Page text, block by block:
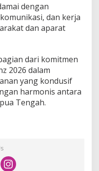
dengan
dan kerja
dan aparat
dari komitmen
2026 dalam
yang kondusif
harmonis antara
Tengah.